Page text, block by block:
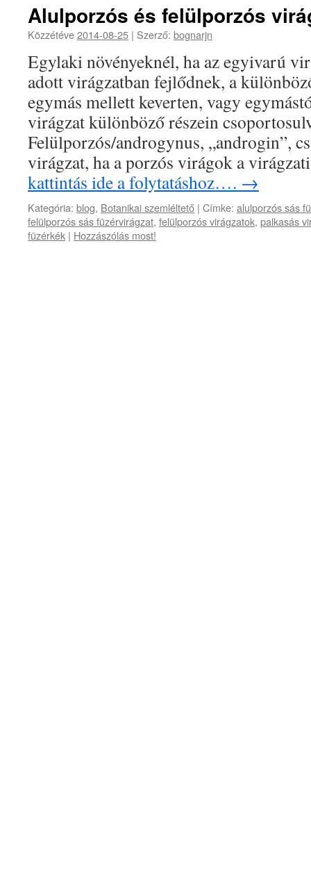
Alulporzós és felülporzós
Közzétéve2014-08-25 | Szerző: bognarjn
Egylaki növényeknél, ha az egyivarú
adott virágzatban fejlődnek, a
egymás mellett keverten, vagy
virágzat különböző részein
Felülporzós/androgynus, „androgin”,
virágzat, ha a porzós virágok a
kattintás ide a folytatáshoz…. →
Kategória: blog, Botanikai szemléltető | Címke: alulporzós sás
felülporzós sás füzérvirágzat, felülporzós virágzatok, palkasás
füzérkék | Hozzászólás most!